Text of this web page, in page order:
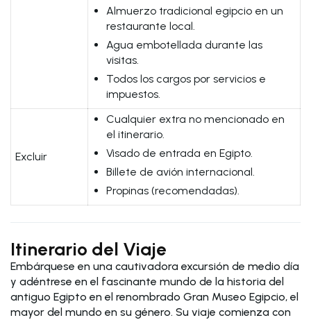
Almuerzo tradicional egipcio en un
restaurante local.
Agua embotellada durante las
visitas.
Todos los cargos por servicios e
impuestos.
Excluir
Cualquier extra no mencionado en
el itinerario.
Visado de entrada en Egipto.
Billete de avión internacional.
Propinas (recomendadas).
Itinerario del Viaje
Embárquese en una cautivadora excursión de medio día
y adéntrese en el fascinante mundo de la historia del
antiguo Egipto en el renombrado Gran Museo Egipcio, el
mayor del mundo en su género. Su viaje comienza con